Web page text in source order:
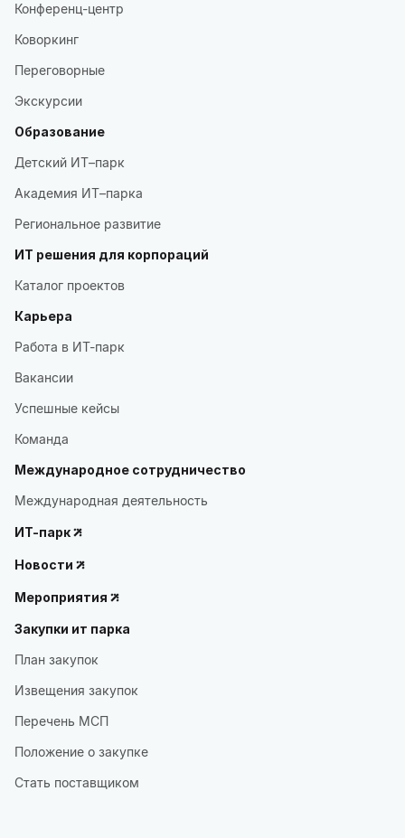
Конференц-центр
Коворкинг
Переговорные
Экскурсии
Образование
Детский ИТ–парк
Академия ИТ–парка
Региональное развитие
ИТ решения для корпораций
Каталог проектов
Карьера
Работа в ИТ-парк
Вакансии
Успешные кейсы
Команда
Международное сотрудничество
Международная деятельность
ИТ-парк
Новости
Мероприятия
Закупки ит парка
План закупок
Извещения закупок
Перечень МСП
Положение о закупке
Стать поставщиком